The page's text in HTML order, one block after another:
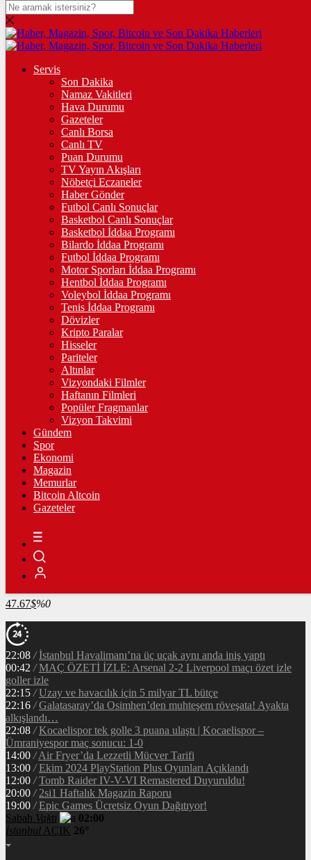
DOLAR
47,7436$% 0.18
% 0.32
STERLİN
% 0.38
GRAM ALTIN
%2,59
ÇEYREK ALTIN
10.912,00%2,62
TAM ALTIN
43.461,00%2,62
%2,39
%-0,14
฿%1.1
LİTECOİN
2174.29Ł%0
ETHEREUM
91349 Ξ%0.6
RİPPLE
49.32
%1
TETHER
47.67$%0
Servis
Son Dakika
Namaz Vakitleri
Hava Durumu
Gazeteler
Canlı Borsa
Canlı TV
Puan Durumu
TV Yayın Akışları
Nöbetçi Eczaneler
Haber Gönder
Futbol Canlı Sonuçlar
Basketbol Canlı Sonuçlar
Basketbol İddaa Programı
Bilardo İddaa Programı
Futbol İddaa Programı
Motor Sporları İddaa Programı
Hentbol İddaa Programı
Voleybol İddaa Programı
Tenis İddaa Programı
Dövizler
Kripto Paralar
Hisseler
Pariteler
Altınlar
Vizyondaki Filmler
Haftanın Filmleri
Popüler Fragmanlar
Vizyon Takvimi
Gündem
Spor
Ekonomi
Magazin
Memurlar
Bitcoin Altcoin
Gazeteler
22:08 / İstanbul Havalimanı’na üç uçak aynı anda iniş yaptı
00:42 / MAÇ ÖZETİ İZLE: Arsenal 2-2 Liverpool maçı özet izle
goller izle
22:15 / Uzay ve havacılık için 5 milyar TL bütçe
22:16 / Galatasaray’da Osimhen’den muhteşem röveşata! Ayakta
alkışlandı…
22:08 / Kocaelispor tek golle 3 puana ulaştı | Kocaelispor –
Ümraniyespor maç sonucu: 1-0
14:00 / Air Fryer’da Lezzetli Mücver Tarifi
13:00 / Ekim 2024 PlayStation Plus Oyunları Açıklandı
12:00 / Tomb Raider IV-V-VI Remastered Duyuruldu!
20:00 / 2si1 Haftalık Magazin Raporu
19:00 / Epic Games Ücretsiz Oyun Dağıtıyor!
Sabah Vakti
02:00
İstanbul AÇIK 26°